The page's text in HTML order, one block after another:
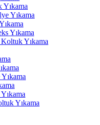
Yıkama
Yıkama
Yıkama
Yıkama
Yıkama
Yıkama